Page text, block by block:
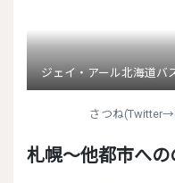
ジェイ・アール北海道バ
さつね
札幌〜他都市へ